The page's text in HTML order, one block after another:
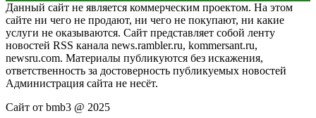
Данный сайт не является коммерческим проектом. На этом
сайте ни чего не продают, ни чего не покупают, ни какие
услуги не оказываются. Сайт представляет собой ленту
новостей RSS канала news.rambler.ru, kommersant.ru,
newsru.com. Материалы публикуются без искажения,
ответственность за достоверность публикуемых новостей
Администрация сайта не несёт.
Сайт от bmb3 @ 2025